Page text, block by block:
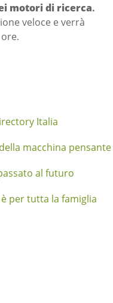
motori di ricerca.
veloce e verrà
Italia
macchina pensante
al futuro
per tutta la famiglia